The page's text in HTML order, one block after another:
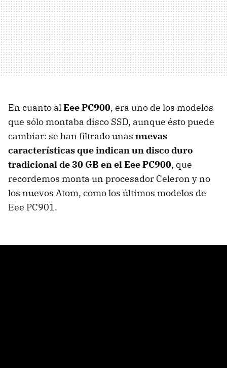
En cuanto alEee PC900, era uno de los modelos
que sólo montaba disco SSD, aunque ésto puede
cambiar: se han filtrado unas nuevas
características que indican un disco duro
tradicional de 30 GB en el Eee PC900, que
recordemos monta un procesador Celeron y no
los nuevos Atom, como los últimos modelos de
Eee PC901.